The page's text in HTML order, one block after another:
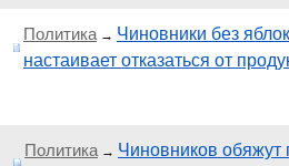
Политика→ Чиновники без
настаивает отказаться от
Политика→ Чиновников обяжут